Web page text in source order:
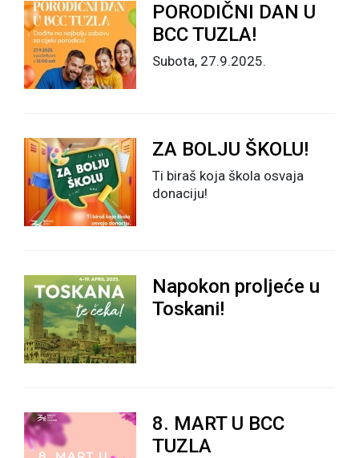
PORODIČNI DAN U
BCC TUZLA!
Subota, 27.9.2025.
ZA BOLJU ŠKOLU!
Ti biraš koja škola osvaja
donaciju!
Napokon proljeće u
Toskani!
8. MART U BCC
TUZLA